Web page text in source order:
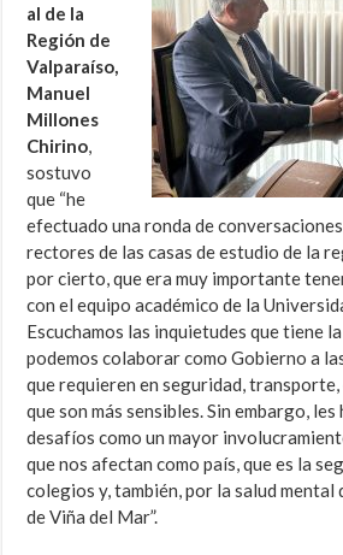
al de la
Región de
Valparaíso,
Manuel
Millones
Chirino,
sostuvo
que “he
efectuado una ronda de
rectores de las casas de estudio de la
por cierto, que era muy importante
con el equipo académico de la
Escuchamos las inquietudes que tiene
podemos colaborar como Gobierno a
que requieren en seguridad,
que son más sensibles. Sin embargo,
desafíos como un mayor
que nos afectan como país, que es la
colegios y, también, por la salud mental
de Viña del Mar”.